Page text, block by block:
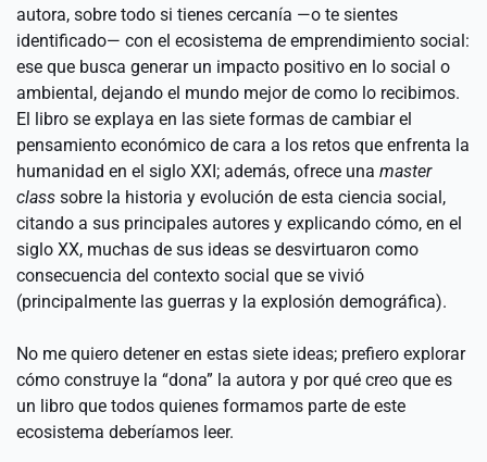
autora, sobre todo si tienes cercanía —o te sientes
identificado— con el ecosistema de emprendimiento social:
ese que busca generar un impacto positivo en lo social o
ambiental, dejando el mundo mejor de como lo recibimos.
El libro se explaya en las siete formas de cambiar el
pensamiento económico de cara a los retos que enfrenta la
humanidad en el siglo XXI; además, ofrece una master
class sobre la historia y evolución de esta ciencia social,
citando a sus principales autores y explicando cómo, en el
siglo XX, muchas de sus ideas se desvirtuaron como
consecuencia del contexto social que se vivió
(principalmente las guerras y la explosión demográfica).
No me quiero detener en estas siete ideas; prefiero explorar
cómo construye la “dona” la autora y por qué creo que es
un libro que todos quienes formamos parte de este
ecosistema deberíamos leer.